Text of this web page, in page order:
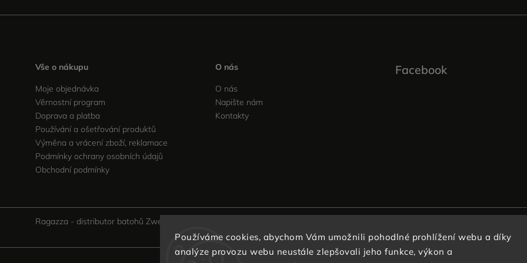
Používáme cookies, abychom Vám umožnili pohodlné prohlížení webu a díky
analýze provozu webu neustále zlepšovali jeho funkce, výkon a
Vše o nákupu
Moje objednávka
Věrnostní program
Doprava a platba
Používání a ošetřování produktů
Výměna a vrácení zboží, reklamace
Podmínky ochrany osobních údajů
Obchodní podmínky
O nás
O nás
Napište nám
Kontakty
Facebook
Ragazza - distributor batohů Zwei v ČR